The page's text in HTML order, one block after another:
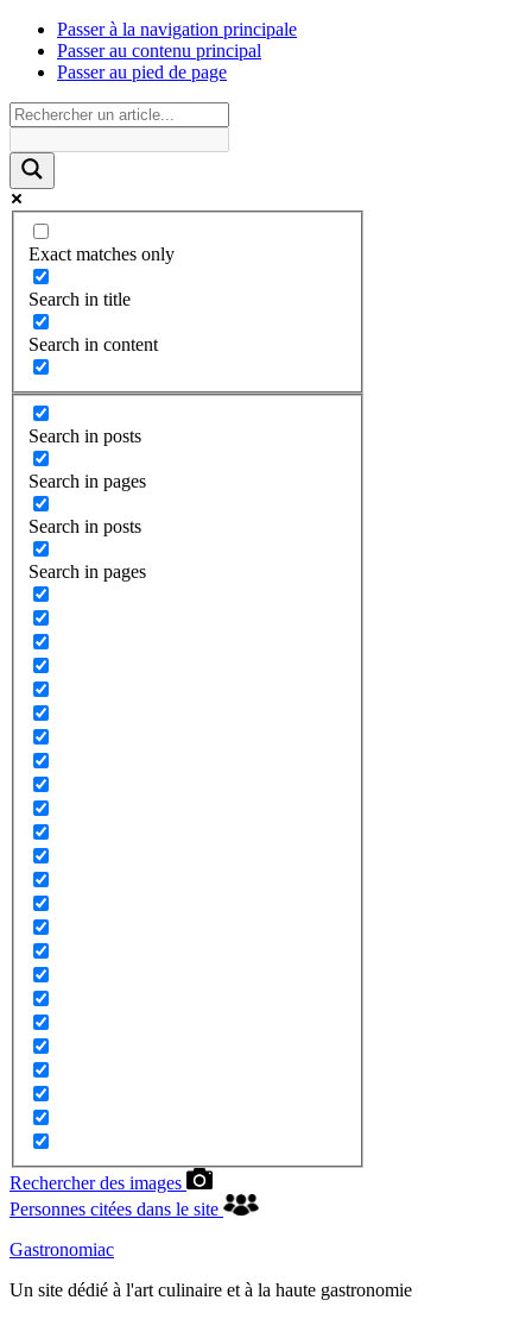
Passer à la navigation principale
Passer au contenu principal
Passer au pied de page
Exact matches only
Search in title
Search in content
Search in posts
Search in pages
Search in posts
Search in pages
Rechercher des images
Personnes citées dans le site
Gastronomiac
Un site dédié à l'art culinaire et à la haute gastronomie